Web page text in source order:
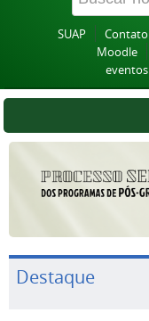
SUAP Contato
Moodle
eventos
Destaque